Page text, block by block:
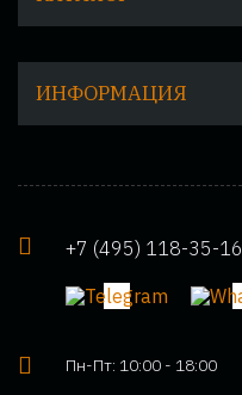
ИНФОРМАЦИЯ
+7 (495) 118-35-16
Пн-Пт: 10:00 - 18:00